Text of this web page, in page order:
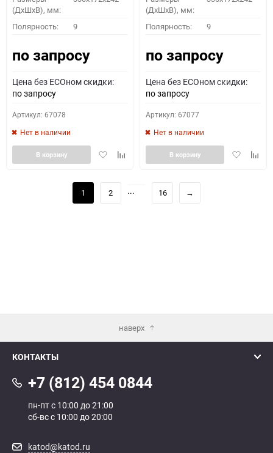
(ДхШхВ), мм:
Полярность: 9
по запросу
Цена без ECOном скидки:
по запросу
Артикул: 67078
Нет в наличии
ДобавитьДобавить
В корзину
(ДхШхВ), мм:
Полярность: 9
по запросу
Цена без ECOном скидки:
по запросу
Артикул: 67077
Нет в наличии
Добавить
В корзину
1 2 ... 16 →
наверх
КОНТАКТЫ
+7 (812) 454 0844
пн-пт с 10:00 до 21:00
сб-вс с 10:00 до 20:00
katod@katod.ru